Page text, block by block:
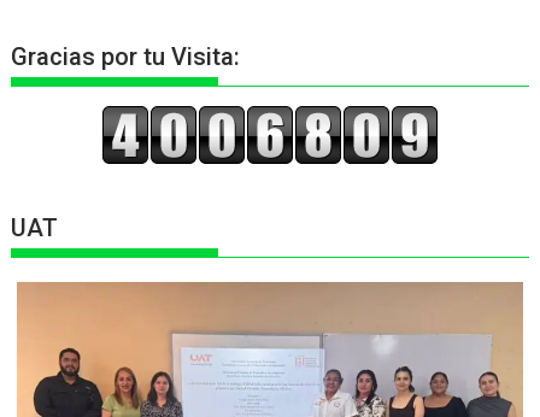
Gracias por tu Visita:
UAT